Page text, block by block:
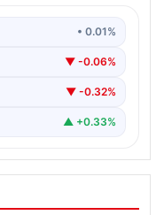
dökülmesi iddiası:
• 0.01%
▼ -0.06%
▼ -0.32%
▲ +0.33%